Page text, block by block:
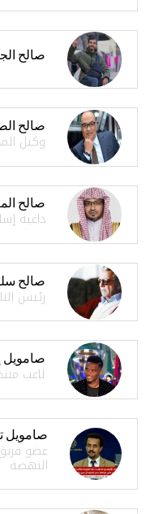
صالح
صالح
وكيل
صالح
داعية
صالح
رئيس
صامويل
لاعب
صامويل
عضو
النهضة